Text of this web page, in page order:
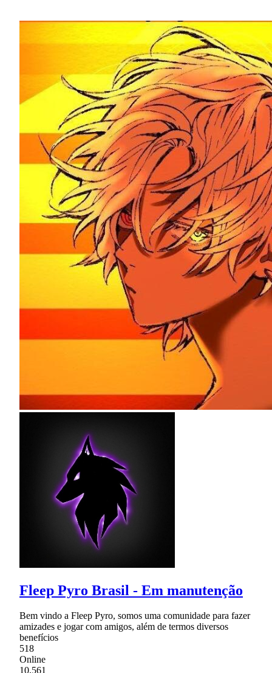
Fleep Pyro Brasil - Em manutenção
Bem vindo a Fleep Pyro, somos uma comunidade para fazer
amizades e jogar com amigos, além de termos diversos
benefícios
518
Online
10,561